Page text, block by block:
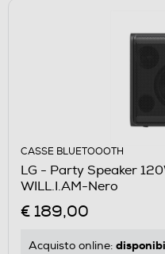
CASSE BLUETOOOTH
LG - Party Speaker
WILL.I.AM-Nero
€ 189,00
Acquisto online: